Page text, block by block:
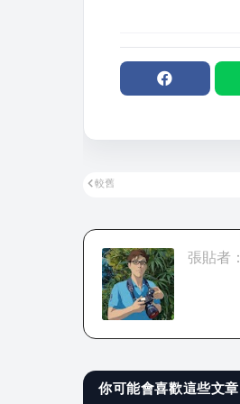
較舊
張貼者：
你可能會喜歡這些文章